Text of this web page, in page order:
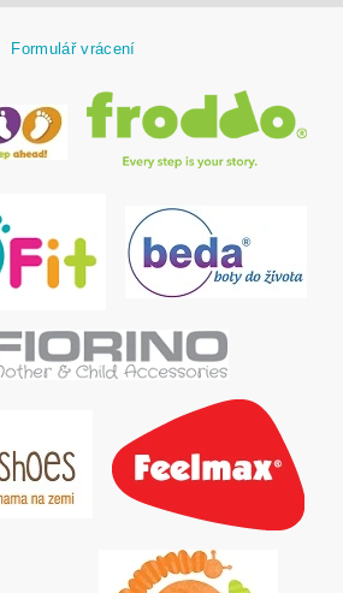
Formulář vrácení